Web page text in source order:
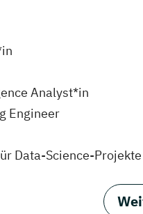
Analyst*in
Engineer
Data-Science-Projekte